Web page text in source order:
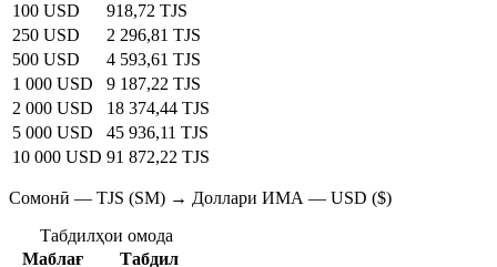
100 USD
918,72 TJS
250 USD
2 296,81 TJS
500 USD
4 593,61 TJS
1 000 USD
9 187,22 TJS
2 000 USD
18 374,44 TJS
5 000 USD
45 936,11 TJS
10 000 USD 91 872,22 TJS
Сомонӣ — TJS (SM) → Доллари ИМА — USD ($)
Табдилҳои омода
Маблағ
Табдил